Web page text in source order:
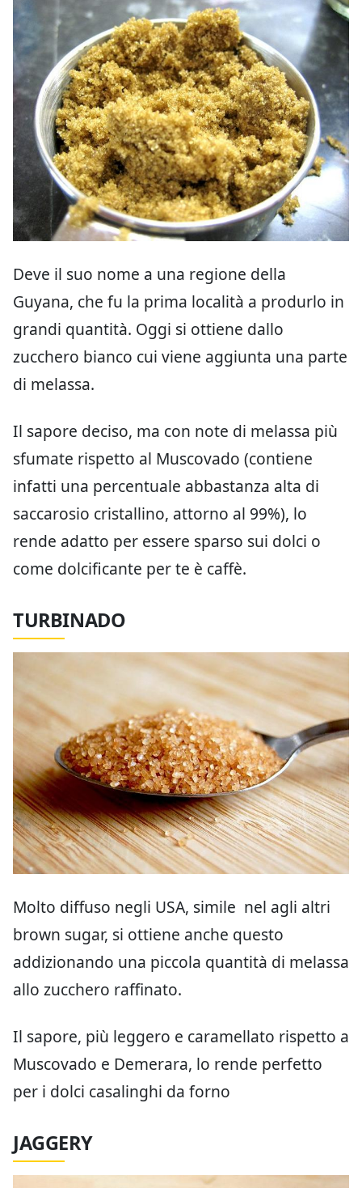
Deve il suo nome a una regione della
Guyana, che fu la prima località a produrlo in
grandi quantità. Oggi si ottiene dallo
zucchero bianco cui viene aggiunta una parte
di melassa.
Il sapore deciso, ma con note di melassa più
sfumate rispetto al Muscovado (contiene
infatti una percentuale abbastanza alta di
saccarosio cristallino, attorno al 99%), lo
rende adatto per essere sparso sui dolci o
come dolcificante per te è caffè.
TURBINADO
Molto diffuso negli USA, simile nel agli altri
brown sugar, si ottiene anche questo
addizionando una piccola quantità di melassa
allo zucchero raffinato.
Il sapore, più leggero e caramellato rispetto a
Muscovado e Demerara, lo rende perfetto
per i dolci casalinghi da forno
JAGGERY